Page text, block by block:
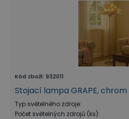
Kód zboží: 932011
Stojací lampa GRAPE,
Typ světelného zdroje:
Počet světelných zdrojů (ks):